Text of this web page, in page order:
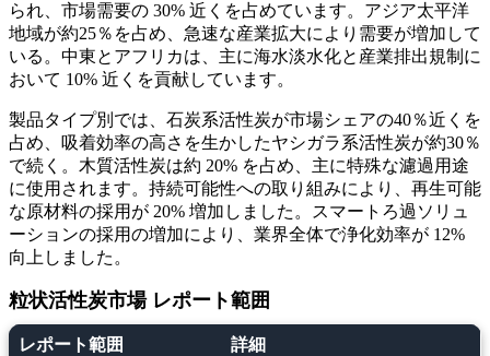
られ、市場需要の 30% 近くを占めています。アジア太平洋
地域が約25％を占め、急速な産業拡大により需要が増加して
いる。中東とアフリカは、主に海水淡水化と産業排出規制に
おいて 10% 近くを貢献しています。
製品タイプ別では、石炭系活性炭が市場シェアの40％近くを
占め、吸着効率の高さを生かしたヤシガラ系活性炭が約30％
で続く。木質活性炭は約 20% を占め、主に特殊な濾過用途
に使用されます。持続可能性への取り組みにより、再生可能
な原材料の採用が 20% 増加しました。スマートろ過ソリュ
ーションの採用の増加により、業界全体で浄化効率が 12%
向上しました。
粒状活性炭市場 レポート範囲
レポート範囲 詳細